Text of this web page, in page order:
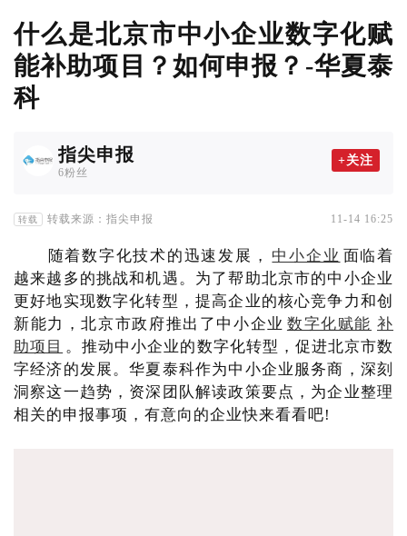
什么是北京市中小企业数字化赋
能补助项目？如何申报？-华夏泰
科
指尖申报
6粉丝
+关注
转载 转载来源：指尖申报 11-14 16:25
随着数字化技术的迅速发展， 中小企业 面临着
越来越多的挑战和机遇。为了帮助北京市的中小企业
更好地实现数字化转型，提高企业的核心竞争力和创
新能力，北京市政府推出了中小企业 数字化赋能 补
助项目 。推动中小企业的数字化转型，促进北京市数
字经济的发展。华夏泰科作为中小企业服务商，深刻
洞察这一趋势，资深团队解读政策要点，为企业整理
相关的申报事项，有意向的企业快来看看吧!